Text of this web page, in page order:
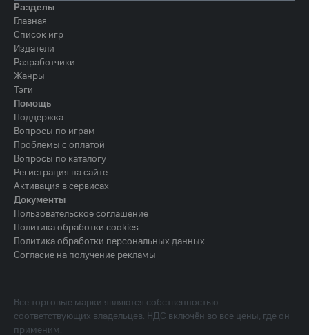
Разделы
Главная
Список игр
Издатели
Разработчики
Жанры
Тэги
Помощь
Поддержка
Вопросы по играм
Проблемы с оплатой
Вопросы по каталогу
Регистрация на сайте
Активация в сервисах
Документы
Пользовательское соглашение
Политика обработки cookies
Политика обработки персональных данных
Согласие на получение рекламы
Все торговые марки являются собственностью
соответствующих владельцев. НДС включён во все цены, где он
применим.